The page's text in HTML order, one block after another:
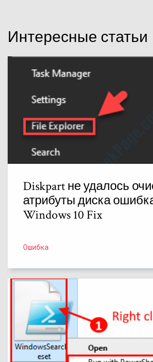
Интересные статьи
Diskpart не удалось
атрибуты диска
Windows 10 Fix
Ошибка